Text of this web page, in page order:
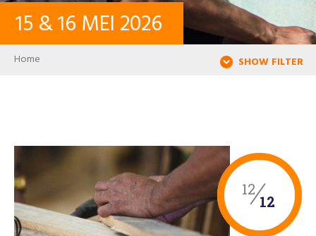
CONTACT
WACHTWOORD
15 &16 MEI 2026
Breadcrumb
Home SHOW FILTER
12
12